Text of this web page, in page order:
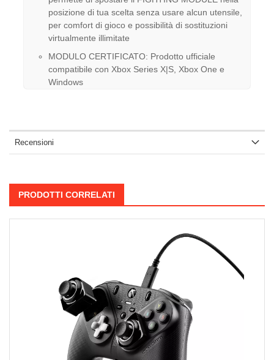
posizione di tua scelta senza usare alcun utensile,
per comfort di gioco e possibilità di sostituzioni
virtualmente illimitate
MODULO CERTIFICATO: Prodotto ufficiale
compatibile con Xbox Series X|S, Xbox One e
Windows
Recensioni
PRODOTTI CORRELATI